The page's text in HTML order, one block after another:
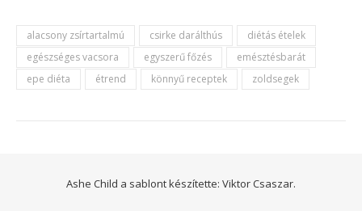
alacsony zsírtartalmú csirke darálthús
diétás ételek
egészséges vacsora
egyszerű főzés
emésztésbarát
epe diéta
étrend könnyű receptek zoldsegek
Ashe Child a sablont készítette: Viktor Csaszar.